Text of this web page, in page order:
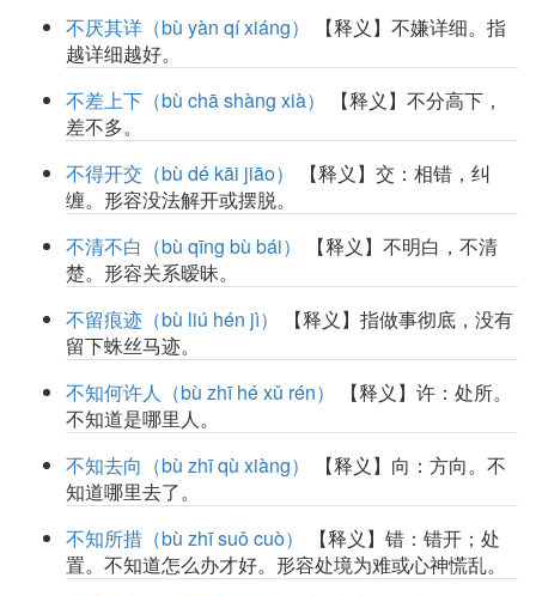
不厌其详（bù yàn qí xiáng）
【释义】不嫌详细。指
越详细越好。
不差上下（bù chā shàng xià）
【释义】不分高下，
差不多。
不得开交（bù dé kāi jiāo）
【释义】交：相错，纠
缠。形容没法解开或摆脱。
不清不白（bù qīng bù bái）
【释义】不明白，不清
楚。形容关系暧昧。
不留痕迹（bù liú hén jì）
【释义】指做事彻底，没有
留下蛛丝马迹。
不知何许人（bù zhī hé xǔ rén）
【释义】许：处所。
不知道是哪里人。
不知去向（bù zhī qù xiàng）
【释义】向：方向。不
知道哪里去了。
不知所措（bù zhī suǒ cuò）
【释义】错：错开；处
置。不知道怎么办才好。形容处境为难或心神慌乱。